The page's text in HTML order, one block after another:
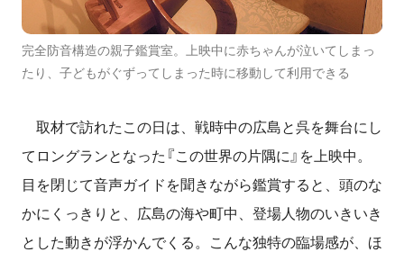
完全防音構造の親子鑑賞室。上映中に赤ちゃんが泣いてしまっ
たり、子どもがぐずってしまった時に移動して利用できる
取材で訪れたこの日は、戦時中の広島と呉を舞台にし
てロングランとなった『この世界の片隅に』を上映中。
目を閉じて音声ガイドを聞きながら鑑賞すると、頭のな
かにくっきりと、広島の海や町中、登場人物のいきいき
とした動きが浮かんでくる。こんな独特の臨場感が、ほ